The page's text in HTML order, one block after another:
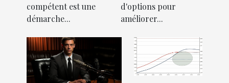
compétent est une
démarche...
d'options pour
améliorer...